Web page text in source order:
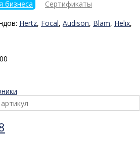
бизнеса
Сертификаты
Hertz, Focal, Audison, Blam, Helix,